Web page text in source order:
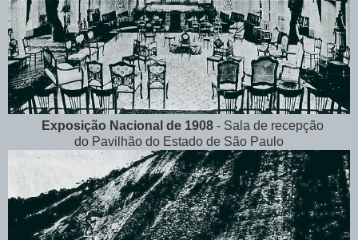
Exposição Nacional de 1908 - Sala de recepção
do Pavilhão do Estado de São Paulo